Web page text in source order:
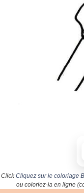
ClickCliquez sur le coloriage
ou coloriez-la en ligne